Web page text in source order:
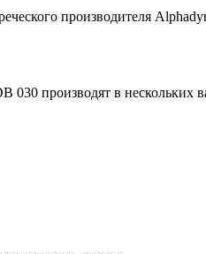
производителя
производят в